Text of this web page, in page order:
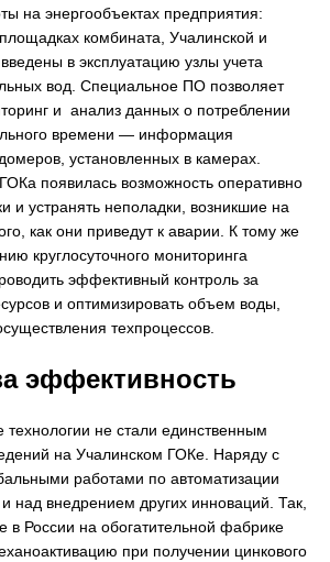
на энергообъектах предприятия:
комбината, Учалинской и
в эксплуатацию узлы учета
вод. Специальное ПО позволяет
и анализ данных о потреблении
времени — информация
установленных в камерах.
появилась возможность оперативно
и устранять неполадки, возникшие на
как они приведут к аварии. К тому же
круглосуточного мониторинга
эффективный контроль за
и оптимизировать объем воды,
техпроцессов.
эффективность
не стали единственным
на Учалинском ГОКе. Наряду с
работами по автоматизации
над внедрением других инноваций. Так,
в России на обогатительной фабрике
при получении цинкового